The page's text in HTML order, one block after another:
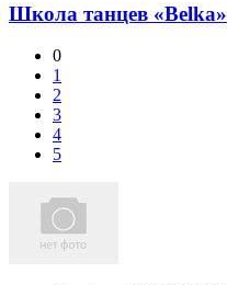
Школа танцев «Belka»
0
1
2
3
4
5